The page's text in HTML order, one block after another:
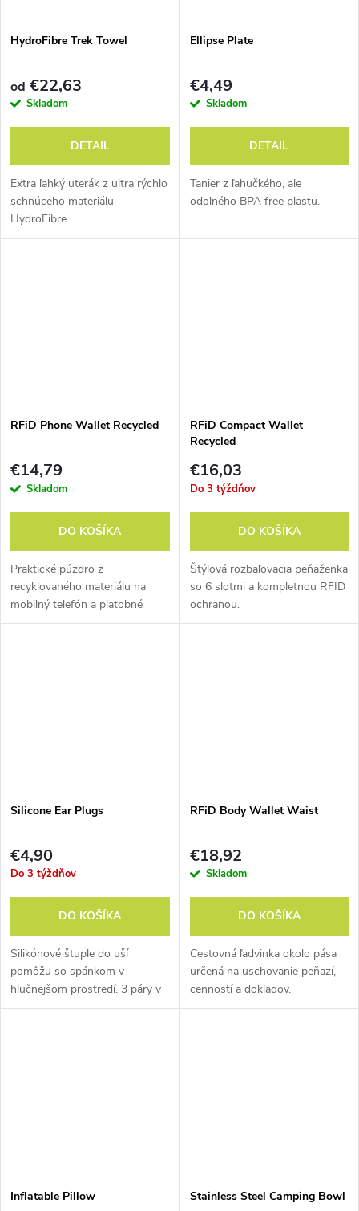
v
HydroFibre Trek Towel
od €22,63
Skladom
DETAIL
Extra ľahký uterák z ultra rýchlo
schnúceho materiálu
HydroFibre.
Ellipse Plate
€4,49
Skladom
DETAIL
Tanier z ľahučkého, ale
odolného BPA free plastu.
RFiD Phone Wallet Recycled
€14,79
Skladom
DO KOŠÍKA
Praktické púzdro z
recyklovaného materiálu na
mobilný telefón a platobné
karty s kompletnou RFID
RFiD Compact Wallet
Recycled
€16,03
Do 3 týždňov
DO KOŠÍKA
Štýlová rozbaľovacia peňaženka
so 6 slotmi a kompletnou RFID
ochranou.
Silicone Ear Plugs
€4,90
Do 3 týždňov
DO KOŠÍKA
Silikónové štuple do uší
pomôžu so spánkom v
hlučnejšom prostredí. 3 páry v
balení.
RFiD Body Wallet Waist
€18,92
Skladom
DO KOŠÍKA
Cestovná ľadvinka okolo pása
určená na uschovanie peňazí,
cenností a dokladov.
Inflatable Pillow Stainless Steel Camping Bowl